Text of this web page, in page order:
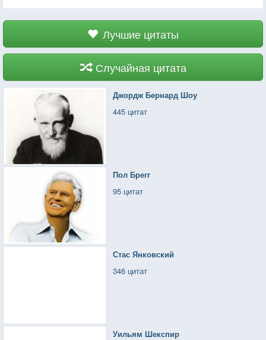
Лучшие цитаты
Случайная цитата
Джордж Бернард Шоу
445 цитат
Пол Брегг
95 цитат
Стас Янковский
346 цитат
Уильям Шекспир